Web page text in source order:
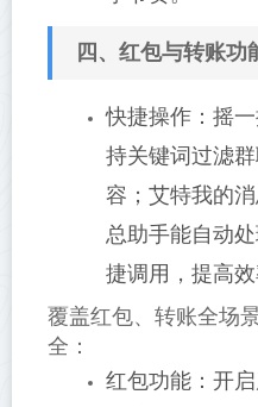
四、红包与转账功
快捷操作：摇
持关键词过滤
容；艾特我的
总助手能自动
捷调用，提高效
覆盖红包、转账全场
全：
红包功能：开